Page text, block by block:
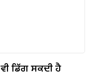
ਡਿੱਗ ਸਕਦੀ ਹੈ